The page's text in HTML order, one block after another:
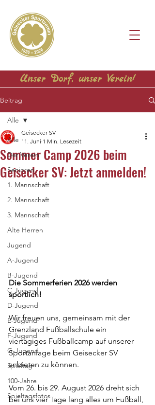
Unser Dorf, unser Verein!
Beitrag
Alle
Der Verein
Senioren
1. Mannschaft
2. Mannschaft
3. Mannschaft
Alte Herren
Jugend
A-Jugend
B-Jugend
C-Jugend
D-Jugend
E-Jugend
F-Jugend
G-Jugend
Spieltag
100-Jahre
Spieltagsfotos
Alle
Sommer Camp 2026 beim
Geisecker SV: Jetzt anmelden!
Geisecker SV
11. Juni 1 Min. Lesezeit
Die Sommerferien 2026 werden
sportlich!
Wir freuen uns, gemeinsam mit der
Grenzland Fußballschule ein
viertägiges Fußballcamp auf unserer
Sportanlage beim Geisecker SV
anbieten zu können.
Vom 26. bis 29. August 2026 dreht sich
bei uns vier Tage lang alles um Fußball,